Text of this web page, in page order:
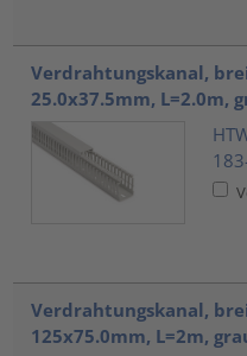
Verdrahtungskanal,
25.0x37.5mm, L=2.0m,
Verdrahtungskanal,
125x75.0mm, L=2m,